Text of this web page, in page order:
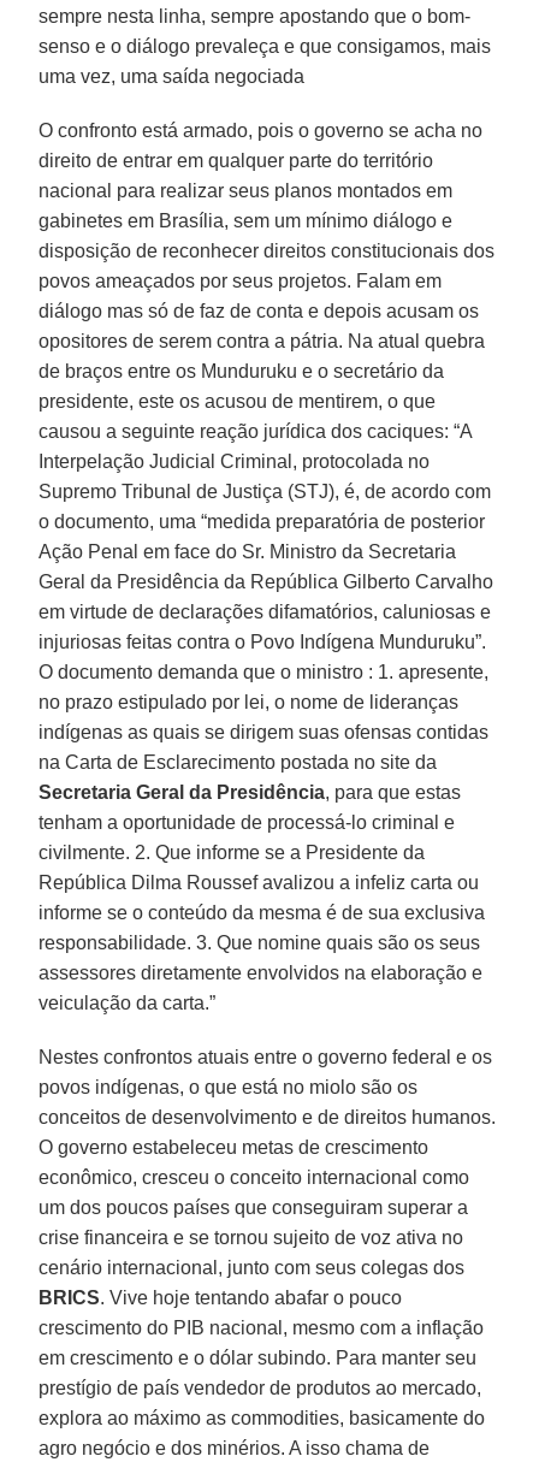
sempre nesta linha, sempre apostando que o bom-
senso e o diálogo prevaleça e que consigamos, mais
uma vez, uma saída negociada
O confronto está armado, pois o governo se acha no
direito de entrar em qualquer parte do território
nacional para realizar seus planos montados em
gabinetes em Brasília, sem um mínimo diálogo e
disposição de reconhecer direitos constitucionais dos
povos ameaçados por seus projetos. Falam em
diálogo mas só de faz de conta e depois acusam os
opositores de serem contra a pátria. Na atual quebra
de braços entre os Munduruku e o secretário da
presidente, este os acusou de mentirem, o que
causou a seguinte reação jurídica dos caciques: “A
Interpelação Judicial Criminal, protocolada no
Supremo Tribunal de Justiça (STJ), é, de acordo com
o documento, uma “medida preparatória de posterior
Ação Penal em face do Sr. Ministro da Secretaria
Geral da Presidência da República Gilberto Carvalho
em virtude de declarações difamatórios, caluniosas e
injuriosas feitas contra o Povo Indígena Munduruku”.
O documento demanda que o ministro : 1. apresente,
no prazo estipulado por lei, o nome de lideranças
indígenas as quais se dirigem suas ofensas contidas
na Carta de Esclarecimento postada no site da
Secretaria Geral da Presidência, para que estas
tenham a oportunidade de processá-lo criminal e
civilmente. 2. Que informe se a Presidente da
República Dilma Roussef avalizou a infeliz carta ou
informe se o conteúdo da mesma é de sua exclusiva
responsabilidade. 3. Que nomine quais são os seus
assessores diretamente envolvidos na elaboração e
veiculação da carta.”
Nestes confrontos atuais entre o governo federal e os
povos indígenas, o que está no miolo são os
conceitos de desenvolvimento e de direitos humanos.
O governo estabeleceu metas de crescimento
econômico, cresceu o conceito internacional como
um dos poucos países que conseguiram superar a
crise financeira e se tornou sujeito de voz ativa no
cenário internacional, junto com seus colegas dos
BRICS. Vive hoje tentando abafar o pouco
crescimento do PIB nacional, mesmo com a inflação
em crescimento e o dólar subindo. Para manter seu
prestígio de país vendedor de produtos ao mercado,
explora ao máximo as commodities, basicamente do
agro negócio e dos minérios. A isso chama de